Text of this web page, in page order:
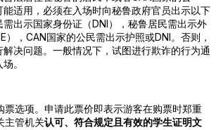
能适用，必须在入场时向秘鲁政府官员出示以下
出示国家身份证（DNI），秘鲁居民需出示外
），CAN国家的公民需出示护照或DNI。否则，
决问题。一般情况下，试图进行欺诈的行为通
。
票选项。申请此票价即表示游客在购票时郑重
主管机关认可、符合规定且有效的学生证明文